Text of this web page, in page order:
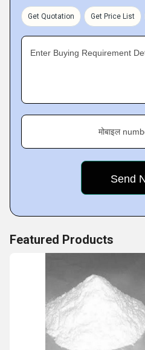
Powder, Cetirizine
in bulk quantity. Bulk storage
Key Information of Vcare
Get Quotation Get Price List
Enter Buying Requirement
मोबाइल
Featured Products